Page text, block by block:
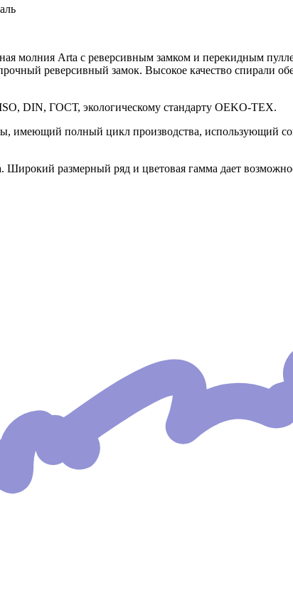
молния Arta с реверсивным замком и перекидным
реверсивный замок. Высокое качество спирали
DIN, ГОСТ, экологическому стандарту OEKO-TEX.
имеющий полный цикл производства, использующий
размерный ряд и цветовая гамма дает